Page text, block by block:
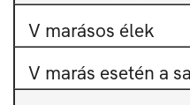
V marásos élek
V marás esetén a